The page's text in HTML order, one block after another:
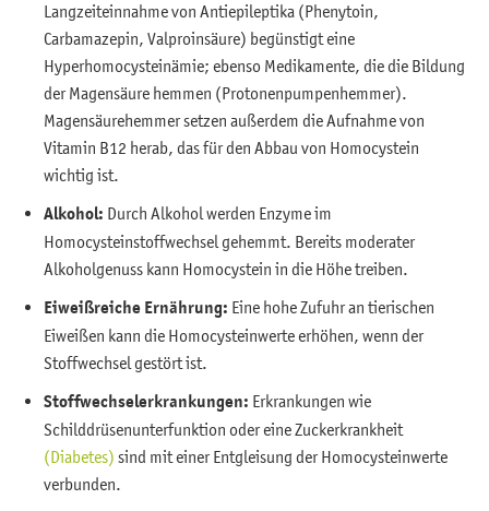
Langzeiteinnahme von Antiepileptika (Phenytoin,
Carbamazepin, Valproinsäure) begünstigt eine
Hyperhomocysteinämie; ebenso Medikamente, die die Bildung
der Magensäure hemmen (Protonenpumpenhemmer).
Magensäurehemmer setzen außerdem die Aufnahme von
Vitamin B12 herab, das für den Abbau von Homocystein
wichtig ist.
Alkohol: Durch Alkohol werden Enzyme im
Homocysteinstoffwechsel gehemmt. Bereits moderater
Alkoholgenuss kann Homocystein in die Höhe treiben.
Eiweißreiche Ernährung: Eine hohe Zufuhr an tierischen
Eiweißen kann die Homocysteinwerte erhöhen, wenn der
Stoffwechsel gestört ist.
Stoffwechselerkrankungen: Erkrankungen wie
Schilddrüsenunterfunktion oder eine Zuckerkrankheit
(Diabetes) sind mit einer Entgleisung der Homocysteinwerte
verbunden.